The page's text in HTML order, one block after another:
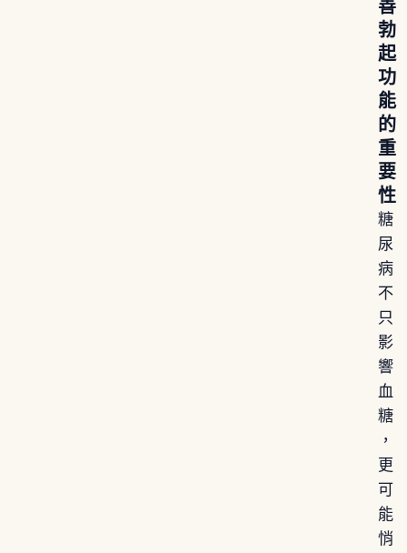
善
勃
起
功
能
的
重
要
性
糖
尿
病
不
只
影
響
血
糖
，
更
可
能
悄